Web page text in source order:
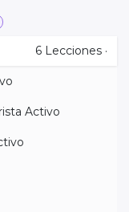
6 Lecciones ·
Activo